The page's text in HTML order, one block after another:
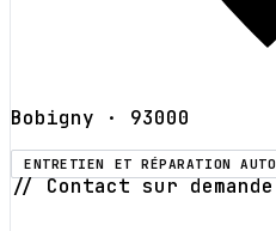
Bobigny · 93000
ENTRETIEN ET RÉPARATION AUTO
// Contact sur demande